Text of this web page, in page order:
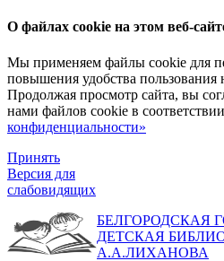
О файлах cookie на этом веб-
Мы применяем файлы cookie для
повышения удобства
Продолжая просмотр сайта, вы
нами файлов cookie в
конфиденциальности»
Принять
Версия для
слабовидящих
БЕЛГОРОДСКАЯ
ДЕТСКАЯ
А.А.ЛИХАНОВА